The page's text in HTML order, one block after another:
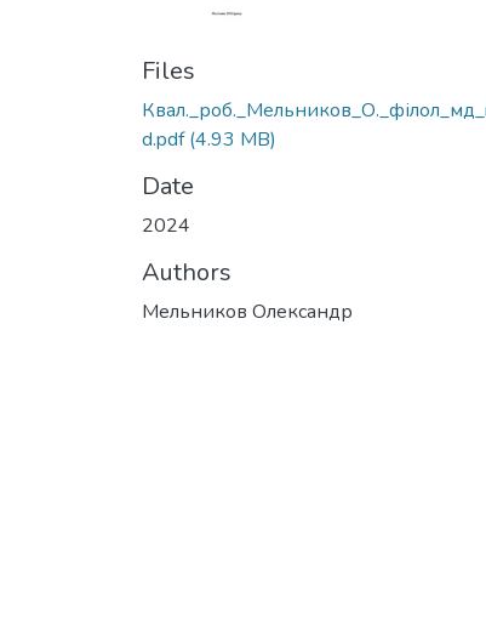
Files
d.pdf(4.93 MB)
Date
2024
Authors
Мельников Олександр